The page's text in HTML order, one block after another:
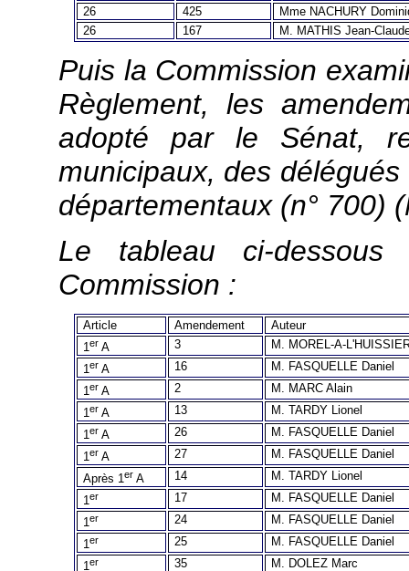
26
425
Mme NACHURY
26
167 M. MATHIS Jean-
Puis la Commission
Règlement, les
adopté par le Sénat,
municipaux, des
départementaux (n° 700)
Le tableau ci-
Commission :
Article Amendement
Auteur
1er A 3
M. MOREL-A-
1er A 16
M. FASQUELLE Daniel
1er A 2
M. MARC Alain
1er A 13
M. TARDY Lionel
1er A 26
M. FASQUELLE Daniel
1er A 27
M. FASQUELLE Daniel
Après 1er A 14
M. TARDY Lionel
1er 17
M. FASQUELLE Daniel
1er 24
M. FASQUELLE Daniel
1er 25
M. FASQUELLE Daniel
1er 35 M. DOLEZ Marc